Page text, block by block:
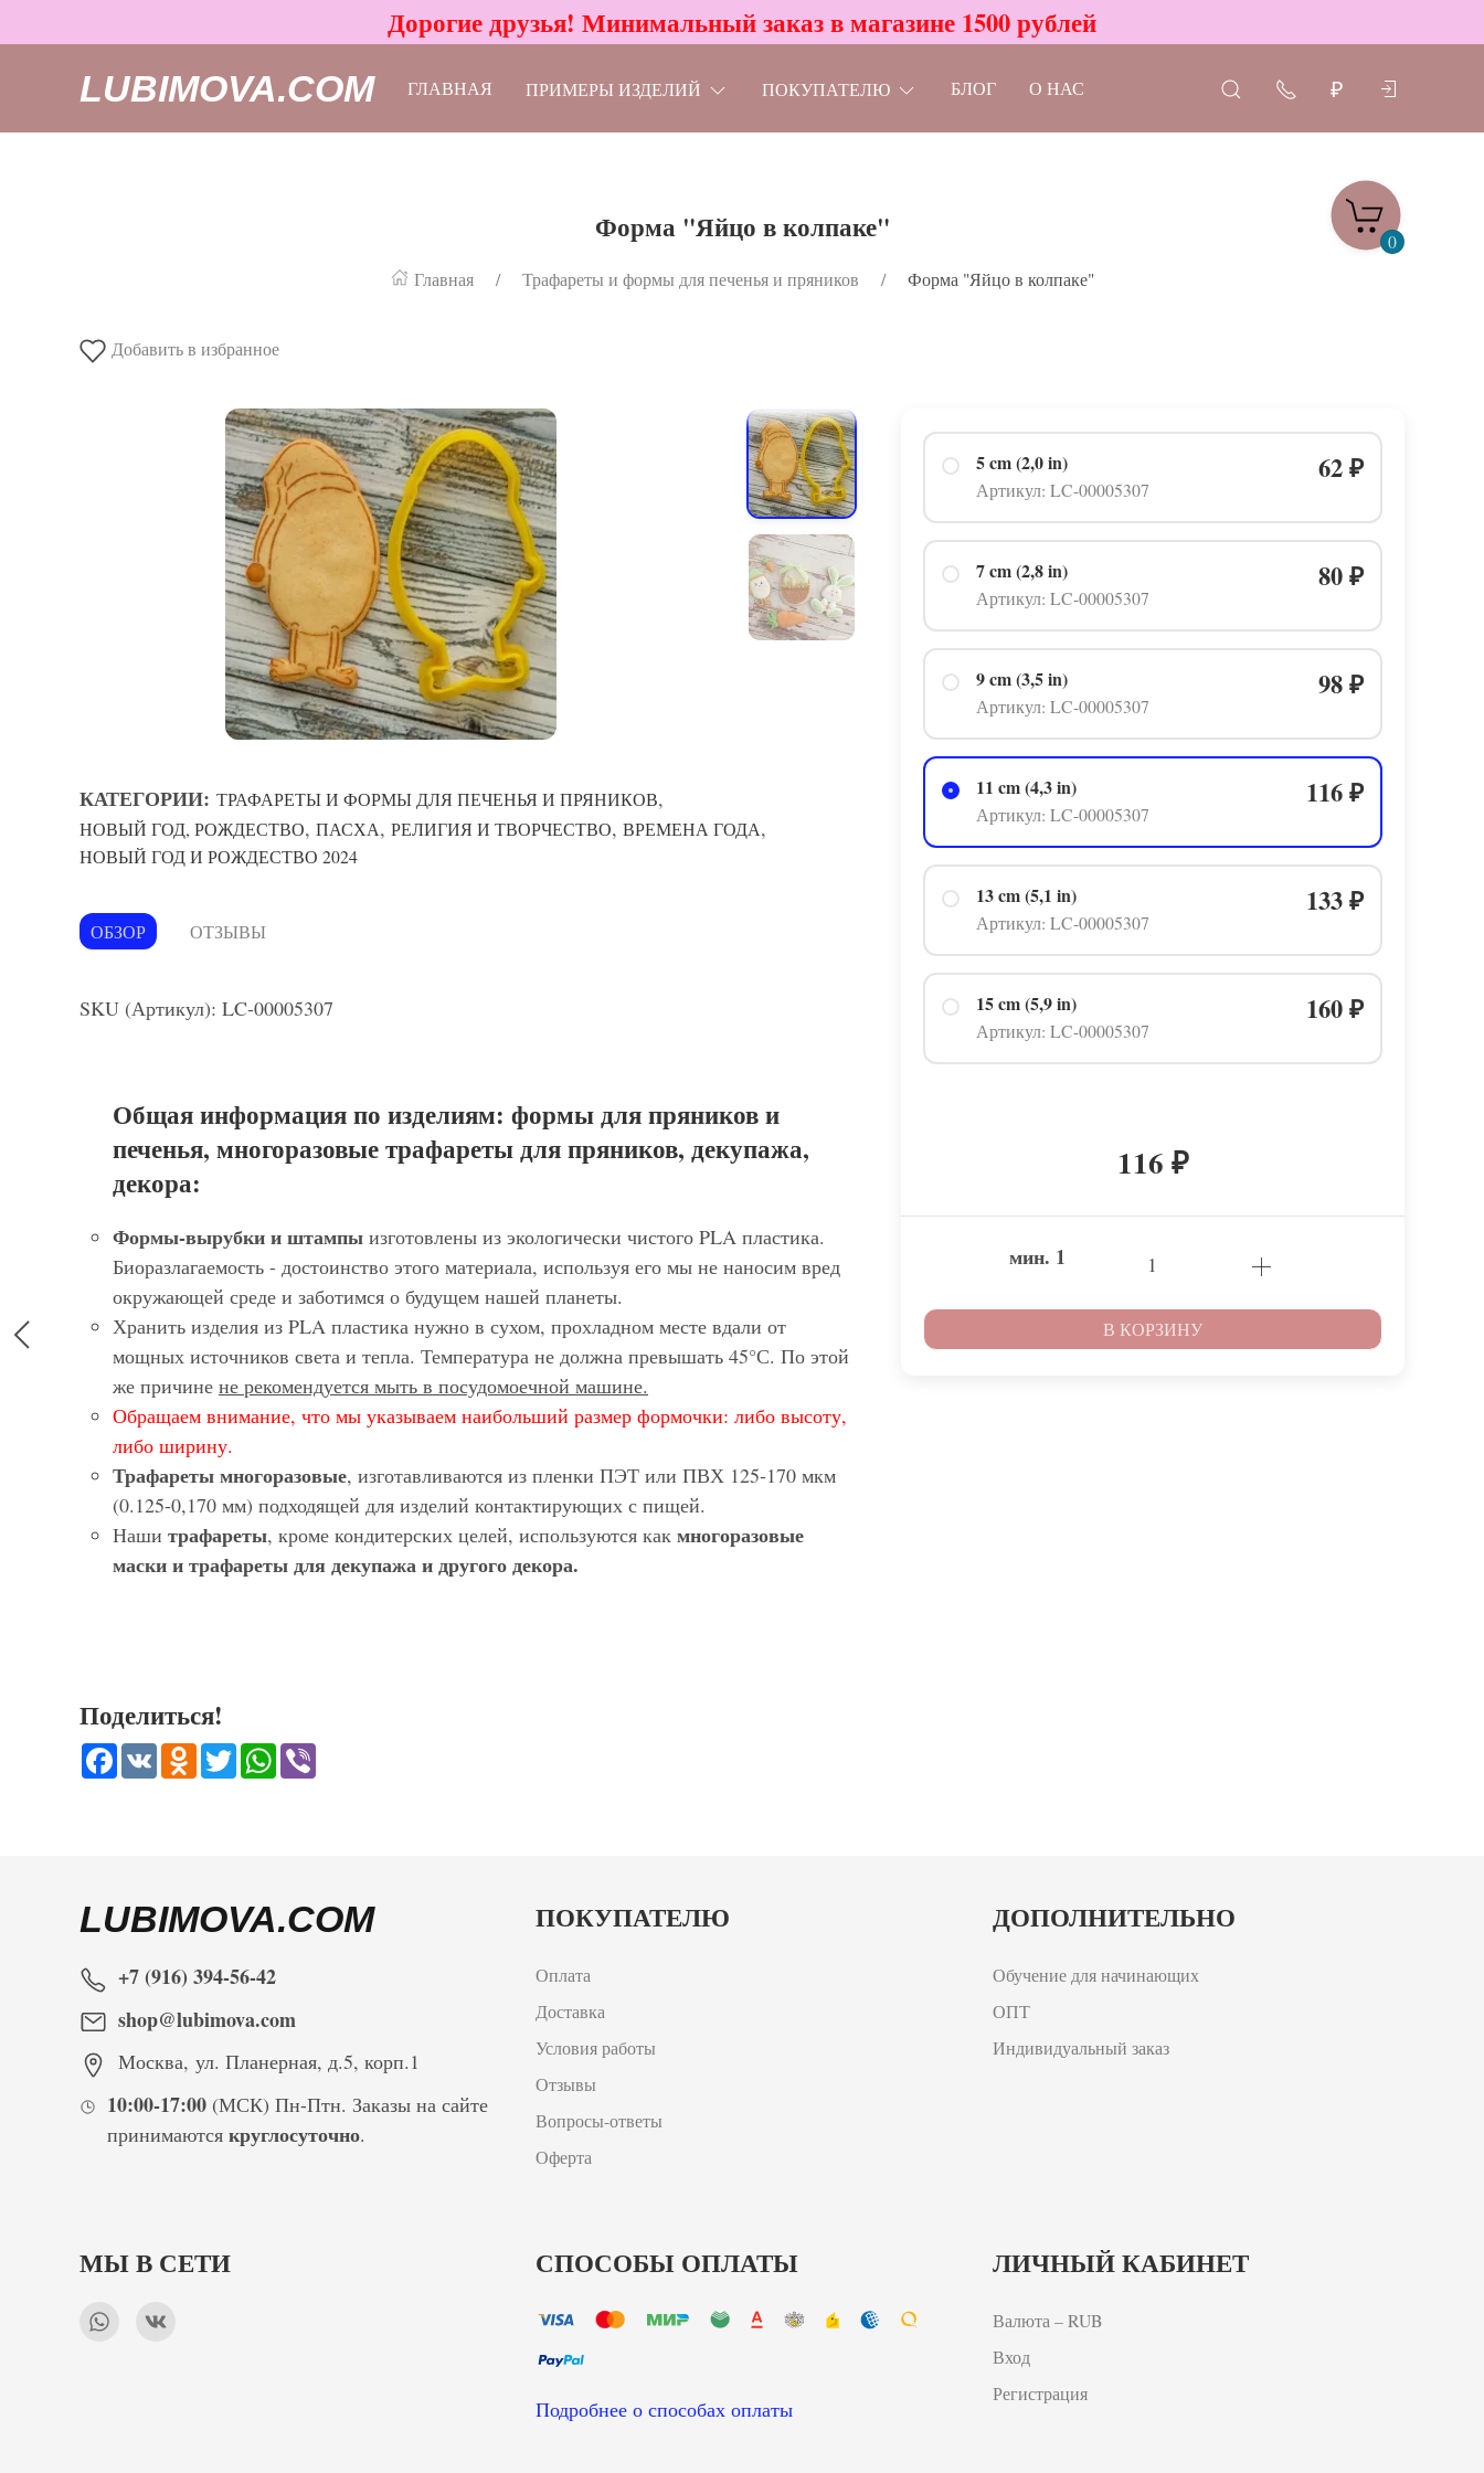
Дорогие друзья! Минимальный заказ в магазине 1500 рублей
LUBIMOVA.COM ГЛАВНАЯ ПРИМЕРЫ ИЗДЕЛИЙ ПОКУПАТЕЛЮ БЛОГ О НАС ₽
0
Форма "Яйцо в колпаке"
Главная Трафареты и формы для печенья и пряников Форма "Яйцо в колпаке"
Добавить в избранное
КАТЕГОРИИ: ТРАФАРЕТЫ И ФОРМЫ ДЛЯ ПЕЧЕНЬЯ И ПРЯНИКОВ,
НОВЫЙ ГОД, РОЖДЕСТВО, ПАСХА, РЕЛИГИЯ И ТВОРЧЕСТВО, ВРЕМЕНА ГОДА,
НОВЫЙ ГОД И РОЖДЕСТВО 2024
ОБЗОР ОТЗЫВЫ
SKU (Артикул): LC-00005307
Общая информация по изделиям: формы для пряников и
печенья, многоразовые трафареты для пряников, декупажа,
декора:
Формы-вырубки и штампы изготовлены из экологически чистого PLA пластика.
Биоразлагаемость - достоинство этого материала, используя его мы не наносим вред
окружающей среде и заботимся о будущем нашей планеты.
Хранить изделия из PLA пластика нужно в сухом, прохладном месте вдали от
мощных источников света и тепла. Температура не должна превышать 45°С. По этой
же причине не рекомендуется мыть в посудомоечной машине.
Обращаем внимание, что мы указываем наибольший размер формочки: либо высоту,
либо ширину.
Трафареты многоразовые, изготавливаются из пленки ПЭТ или ПВХ 125-170 мкм
(0.125-0,170 мм) подходящей для изделий контактирующих с пищей.
Наши трафареты, кроме кондитерских целей, используются как многоразовые
маски и трафареты для декупажа и другого декора.
5 cm (2,0 in)
Артикул: LC-00005307
62 ₽
7 cm (2,8 in)
Артикул: LC-00005307
80 ₽
9 cm (3,5 in)
Артикул: LC-00005307
98 ₽
11 cm (4,3 in)
Артикул: LC-00005307
116 ₽
13 cm (5,1 in)
Артикул: LC-00005307
133 ₽
15 cm (5,9 in)
Артикул: LC-00005307
160 ₽
116 ₽
мин. 1
В КОРЗИНУ
Поделиться!
Facebook
VK Odnoklassniki
TwitterWhatsApp
LUBIMOVA.COM
+7 (916) 394-56-42
shop@lubimova.com
Москва, ул. Планерная, д.5, корп.1
10:00-17:00(МСК) Пн-Птн. Заказы на сайте
принимаются круглосуточно.
ПОКУПАТЕЛЮ
Оплата
Доставка
Условия работы
Отзывы
Вопросы-ответы
Оферта
ДОПОЛНИТЕЛЬНО
Обучение для начинающих
ОПТ
Индивидуальный заказ
МЫ В СЕТИ СПОСОБЫ ОПЛАТЫ
Подробнее о способах оплаты
ЛИЧНЫЙ КАБИНЕТ
Валюта – RUB
Вход
Регистрация